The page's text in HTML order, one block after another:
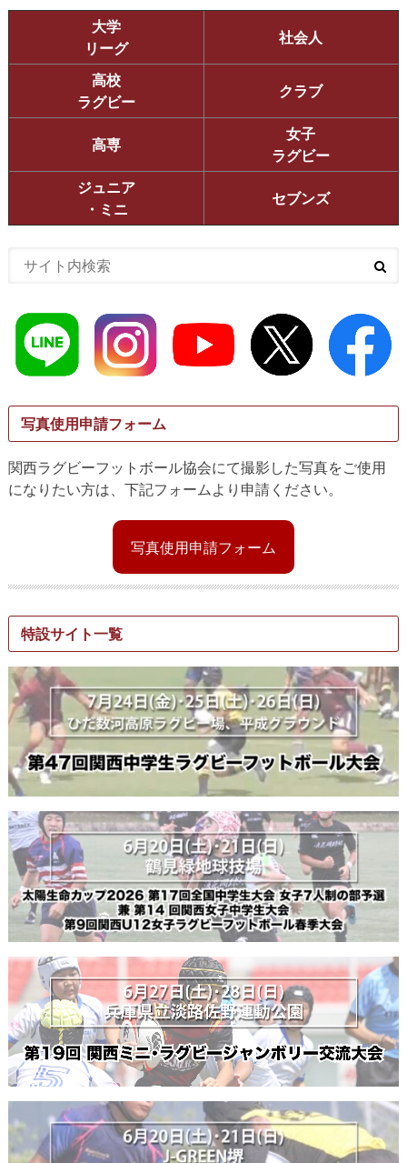
大学
リーグ
社会人
高校
ラグビー
クラブ
高専
女子
ラグビー
ジュニア
・ミニ
セブンズ
写真使用申請フォーム
関西ラグビーフットボール協会にて撮影した写真をご使用
になりたい方は、下記フォームより申請ください。
写真使用申請フォーム
特設サイト一覧